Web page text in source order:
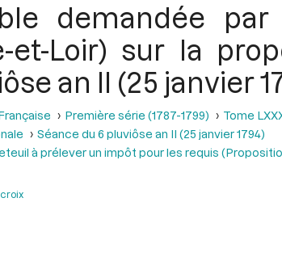
demandée
et-Loir) sur la
an II (25 janvier
Première série (1787-1799)
Tome
Séance du 6 pluviôse an II (25 janvier 1794)
à prélever un impôt pour les requis